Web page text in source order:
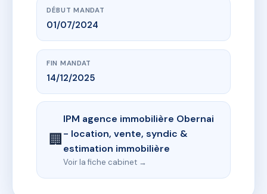
DÉBUT MANDAT
01/07/2024
FIN MANDAT
14/12/2025
🏢
IPM agence immobilière Obernai
- location, vente, syndic &
estimation immobilière
Voir la fiche cabinet →